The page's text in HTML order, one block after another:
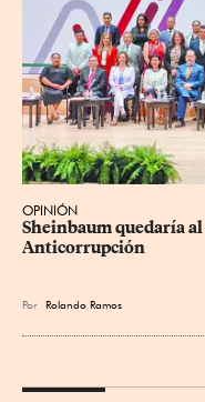
OPINIÓN
Sheinbaum quedaría
Anticorrupción
Por Rolando Ramos